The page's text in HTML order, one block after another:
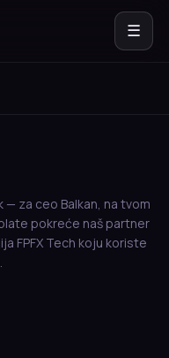
☰
za ceo Balkan, na tvom
pokreće naš partner
FPFX Tech koju koriste